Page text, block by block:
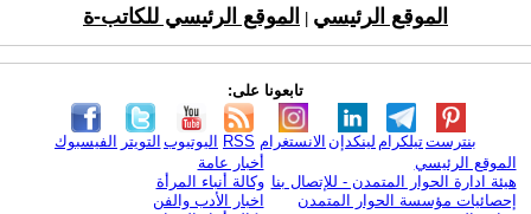
الموقع الرئيسي الموقع الرئيسي للكاتب-ة
تابعونا على:
الفيسبوك التويتر اليوتيوب RSS الانستغرام لينكدإن تيلكرامبنترست
الموقع الرئيسي
هيئة ادارة الحوار المتمدن - للإتصال بنا
إحصائيات مؤسسة الحوار المتمدن
أخبار عامة
وكالة أنباء المرأة
اخبار الأدب والفن